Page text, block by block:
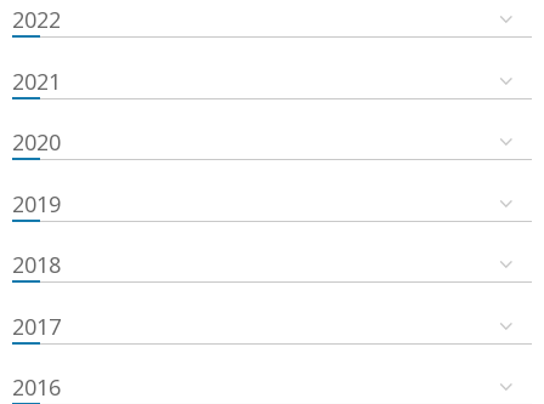
2022
2021
2020
2019
2018
2017
2016